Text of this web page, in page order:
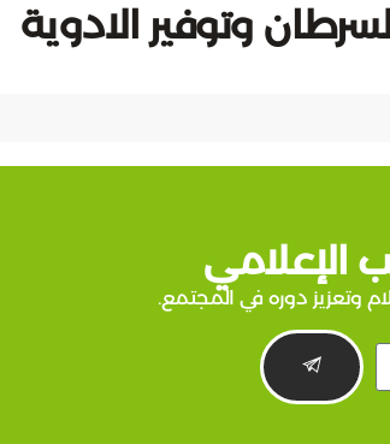
وتوفير الادوية
الإعلامي
وتعزيز دوره في المجتمع.